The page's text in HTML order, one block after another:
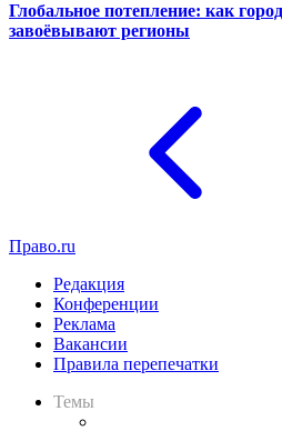
Глобальное потепление: как
завоёвывают регионы
Право.ru
Редакция
Конференции
Реклама
Вакансии
Правила перепечатки
Темы